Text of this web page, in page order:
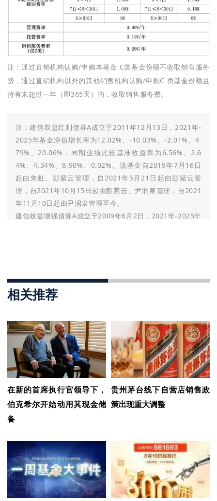
注：通过直销机构认购/申购本基金 C类基金份额不收取销售服务
费，通过直销机构以外的其他销售机构认购/申购C 类基金份额且
持有未超过一年（即365天）的，收取销售服务费。
注：建信双息红利债券A成立于2011年12月13日，2021年-
2025年基金净值增长率为12.02%、-10.03%、-2.01%、4.
79%、20.06%，同期业绩比较基准收益率为6.56%、2.6
4%、4.34%、8.90%、0.02%。该基金自2019年7月16日
起由朱虹、彭紫云管理，自2021年5月21日起由彭紫云管
理，自2021年10月15日起由彭紫云、尹润泉管理，自2021
年11月10日起由尹润泉管理至今。
建信收益增强债券A成立于2009年6月2日，2021年-2025年
月30日起由牛兴华管理，自2022年9月13日起由牛兴华、吕
怡管理，自2025年11月17日起由牛兴华、张溢麟管理至
今。
年基金净值增长率为6.45%、-1.59%、1.02%、4.76%、3.
58%，同期业绩比较基准为2.10%、0.51%、2.06%、4.9
8%、-1.59%。该基金自2017年6月30日起由黎颖芳管理，
自2025年9月5日起由黎颖芳、田元泉管理至今。
数据来源：基金定期报告，截至2025年12月31日。
风险提示：基金有风险，投资须谨慎。基金管理人不保证基
金一定盈利，也不保证最低收益。投资人应当认真阅读《基
验、资产状况等判断基金是否和投资人的风险承受能力相适
应。基金过往业绩并不预示其未来表现，基金管理人管理的
其他基金的业绩并不构成基金业绩表现的保证。本基金为债
券型基金，其长期平均风险和预期收益率理论上低于股票型
基金、混合型基金，高于货币市场基金。本基金的基金资产
相关推荐
在新的首席执行官领导下，
伯克希尔开始动用其现金储
备
贵州茅台线下自营店销售政
策出现重大调整